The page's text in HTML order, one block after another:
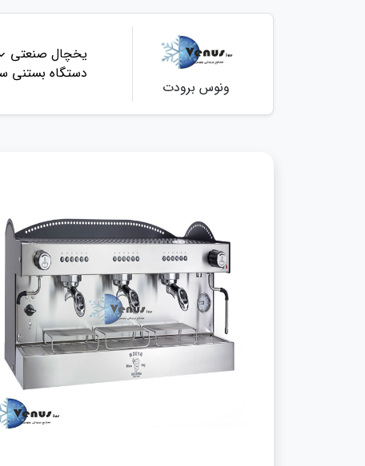
ونوس برودت
یخچال صنعتی
دستگاه بستنی